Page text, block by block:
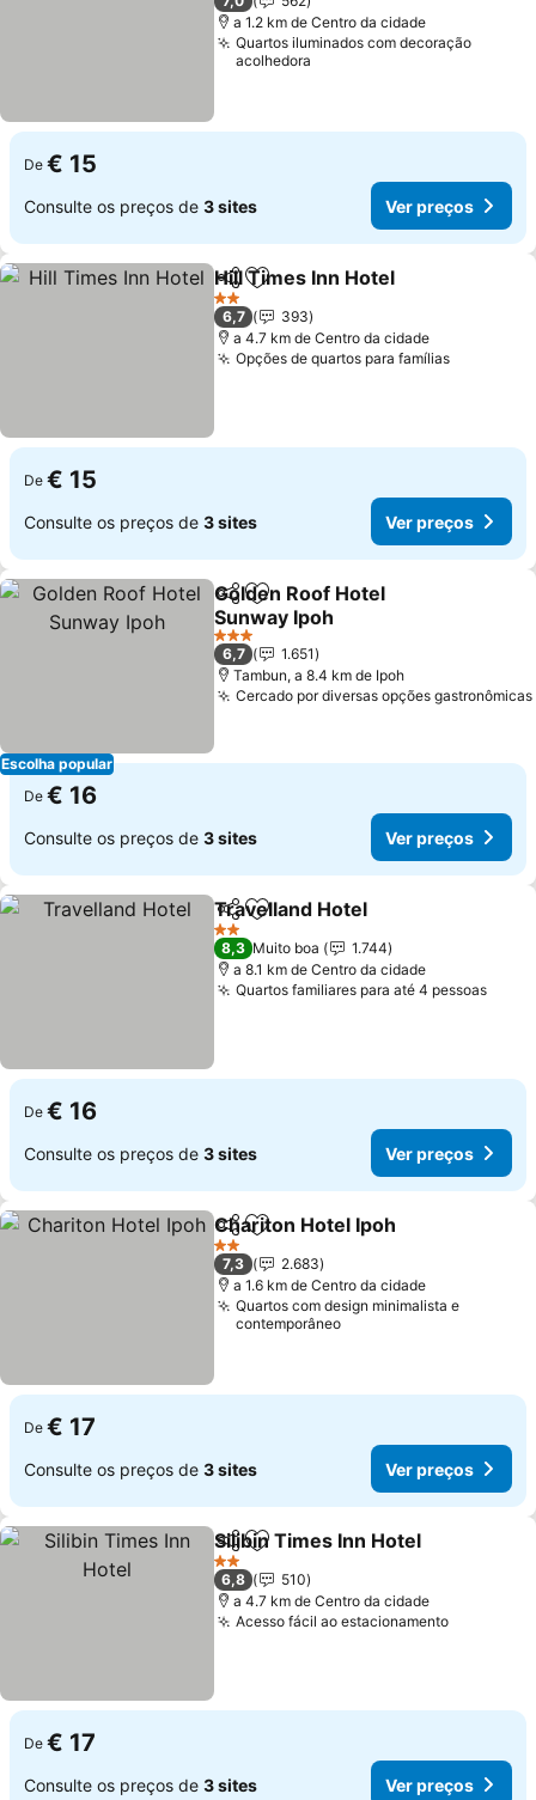
a 1.2 km de Centro da cidade
Quartos iluminados com decoração
acolhedora
De € 15
Consulte os preços de 3 sites Ver preços
PartilharAdicionar aos favoritos
Hill Times Inn Hotel
2 Estrelas
6,7
393
a 4.7 km de Centro da cidade
Opções de quartos para famílias
De € 15
Consulte os preços de 3 sites Ver preços
Escolha popular
PartilharAdicionar aos favoritos
Golden Roof Hotel
Sunway Ipoh
3 Estrelas
6,7
1.651
Tambun, a 8.4 km de Ipoh
Cercado por diversas opções gastronômicas
De € 16
Consulte os preços de 3 sites Ver preços
PartilharAdicionar aos favoritos
Travelland Hotel
2 Estrelas
8,3 Muito boa
1.744
a 8.1 km de Centro da cidade
Quartos familiares para até 4 pessoas
De € 16
Consulte os preços de 3 sites Ver preços
PartilharAdicionar aos favoritos
Chariton Hotel Ipoh
2 Estrelas
7,3
2.683
a 1.6 km de Centro da cidade
Quartos com design minimalista e
contemporâneo
De € 17
Consulte os preços de 3 sites Ver preços
PartilharAdicionar aos favoritos
Silibin Times Inn Hotel
2 Estrelas
6,8
510
a 4.7 km de Centro da cidade
Acesso fácil ao estacionamento
De € 17
Consulte os preços de 3 sites Ver preços